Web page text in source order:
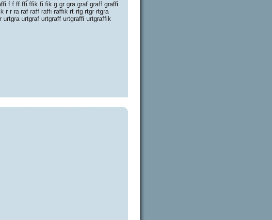
f f ff ffi ffik fi fik g gr gra graf graff graffi
r r ra raf raff raffi raffik rt rtg rtgr rtgra
urtgraf urtgraff urtgraffi urtgraffik